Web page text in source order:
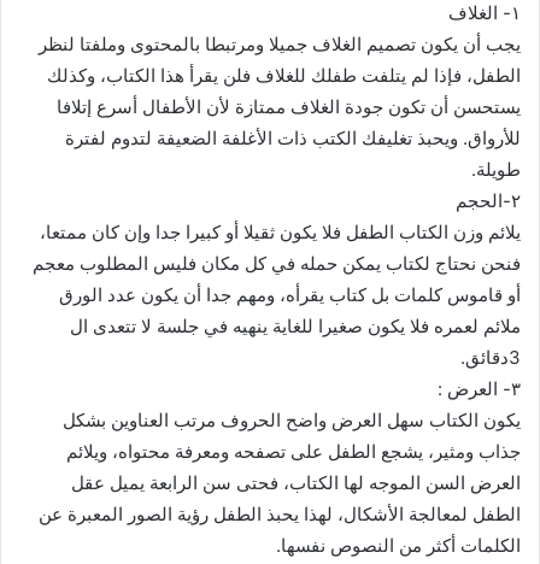
١- الغلاف
يجب أن يكون تصميم الغلاف جميلا ومرتبطا بالمحتوى وملفتا لنظر
الطفل، فإذا لم يتلفت طفلك للغلاف فلن يقرأ هذا الكتاب، وكذلك
يستحسن أن تكون جودة الغلاف ممتازة لأن الأطفال أسرع إتلافا
للأرواق. ويحبذ تغليفك الكتب ذات الأغلفة الضعيفة لتدوم لفترة
طويلة.
٢-الحجم
يلائم وزن الكتاب الطفل فلا يكون ثقيلا أو كبيرا جدا وإن كان ممتعا،
فنحن نحتاج لكتاب يمكن حمله في كل مكان فليس المطلوب معجم
أو قاموس كلمات بل كتاب يقرأه، ومهم جدا أن يكون عدد الورق
ملائم لعمره فلا يكون صغيرا للغاية ينهيه في جلسة لا تتعدى ال
3دقائق.
٣- العرض :
يكون الكتاب سهل العرض واضح الحروف مرتب العناوين بشكل
جذاب ومثير، يشجع الطفل على تصفحه ومعرفة محتواه، ويلائم
العرض السن الموجه لها الكتاب، فحتى سن الرابعة يميل عقل
الطفل لمعالجة الأشكال، لهذا يحبذ الطفل رؤية الصور المعبرة عن
الكلمات أكثر من النصوص نفسها.